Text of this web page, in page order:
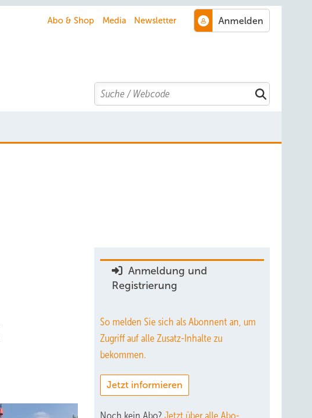
Abo & Shop Media Newsletter
Search
Anmeldung und
Registrierung
So melden Sie sich als Abonnent an, um
Zugriff auf alle Zusatz-Inhalte zu
bekommen.
Jetzt informieren
Noch kein Abo? Jetzt über alle Abo-